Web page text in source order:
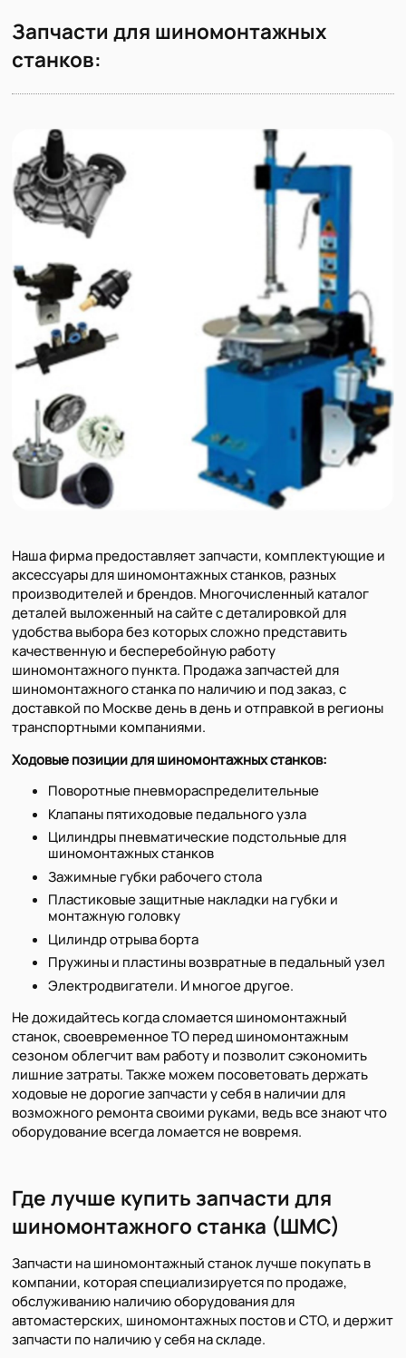
Запчасти для шиномонтажных
станков:
Наша фирма предоставляет запчасти, комплектующие и
аксессуары для шиномонтажных станков, разных
производителей и брендов. Многочисленный каталог
деталей выложенный на сайте с деталировкой для
удобства выбора без которых сложно представить
качественную и бесперебойную работу
шиномонтажного пункта. Продажа запчастей для
шиномонтажного станка по наличию и под заказ, с
доставкой по Москве день в день и отправкой в регионы
транспортными компаниями.
Ходовые позиции для шиномонтажных станков:
Поворотные пневмораспределительные
Клапаны пятиходовые педального узла
Цилиндры пневматические подстольные для
шиномонтажных станков
Зажимные губки рабочего стола
Пластиковые защитные накладки на губки и
монтажную головку
Цилиндр отрыва борта
Пружины и пластины возвратные в педальный узел
Электродвигатели. И многое другое.
Не дожидайтесь когда сломается шиномонтажный
станок, своевременное ТО перед шиномонтажным
сезоном облегчит вам работу и позволит сэкономить
лишние затраты. Также можем посоветовать держать
ходовые не дорогие запчасти у себя в наличии для
возможного ремонта своими руками, ведь все знают что
оборудование всегда ломается не вовремя.
Где лучше купить запчасти для
шиномонтажного станка (ШМС)
Запчасти на шиномонтажный станок лучше покупать в
компании, которая специализируется по продаже,
обслуживанию наличию оборудования для
автомастерских, шиномонтажных постов и СТО, и держит
запчасти по наличию у себя на складе.